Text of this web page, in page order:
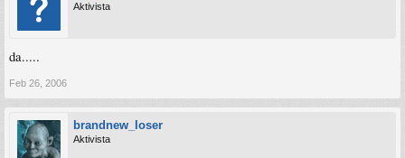
Aktivista
da.....
Feb 26, 2006
brandnew_loser
Aktivista